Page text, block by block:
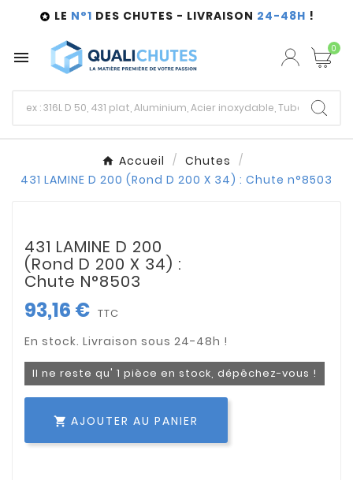
 LE N°1 DES CHUTES - LIVRAISON 24-48H !
 0
Accueil
Chutes
431 LAMINE D 200 (Rond D 200 X 34) : Chute n°8503
431 LAMINE D 200
(Rond D 200 X 34) :
Chute N°8503
93,16 € TTC
Il ne reste qu' 1 pièce en stock, dépêchez-vous !
 AJOUTER AU PANIER